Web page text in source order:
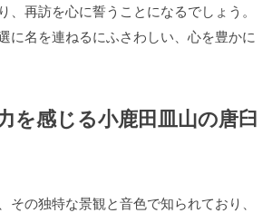
、再訪を心に誓うことになるでしょう。
に名を連ねるにふさわしい、心を豊かに
を感じる小鹿田皿山の唐臼
その独特な景観と音色で知られており、